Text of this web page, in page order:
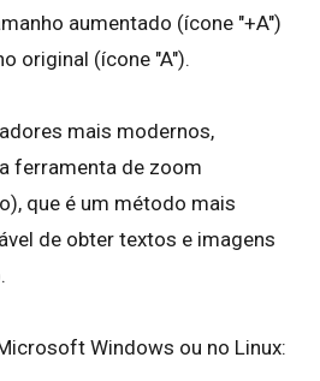
aumentado (ícone "+A")
original (ícone "A").
mais modernos,
ferramenta de zoom
que é um método mais
de obter textos e imagens
Windows ou no Linux: